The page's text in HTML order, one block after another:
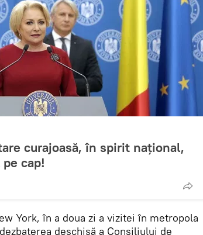
curajoasă, în spirit național,
cap!
York, în a doua zi a vizitei în metropola
deschisă a Consiliului de